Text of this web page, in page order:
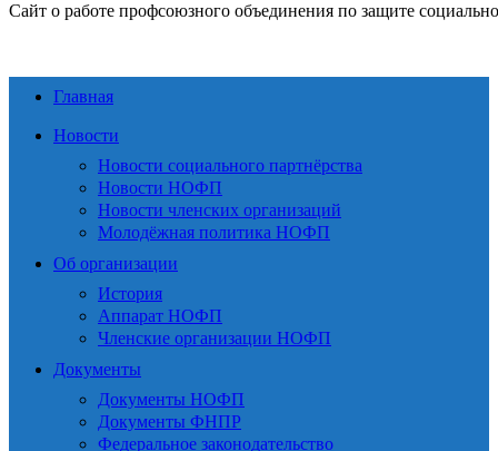
Сайт о работе профсоюзного объединения по защите
Главная
Новости
Новости социального партнёрства
Новости НОФП
Новости членских организаций
Молодёжная политика НОФП
Об организации
История
Аппарат НОФП
Членские организации НОФП
Документы
Документы НОФП
Документы ФНПР
Федеральное законодательство